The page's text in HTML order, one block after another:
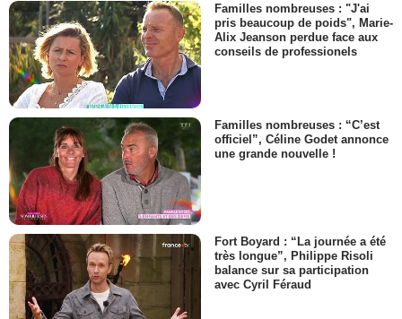
Familles nombreuses : "J'ai
pris beaucoup de poids", Marie-
Alix Jeanson perdue face aux
conseils de professionels
Familles nombreuses : “C’est
officiel”, Céline Godet annonce
une grande nouvelle !
Fort Boyard : “La journée a été
très longue”, Philippe Risoli
balance sur sa participation
avec Cyril Féraud